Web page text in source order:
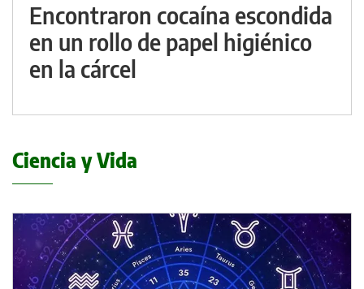
Encontraron cocaína escondida
en un rollo de papel higiénico
en la cárcel
Ciencia y Vida